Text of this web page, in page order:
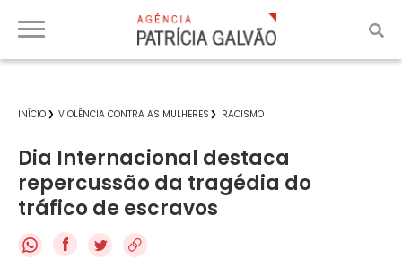
INÍCIO VIOLÊNCIA CONTRA AS MULHERES RACISMO
Dia Internacional destaca
repercussão da tragédia do
tráfico de escravos
f